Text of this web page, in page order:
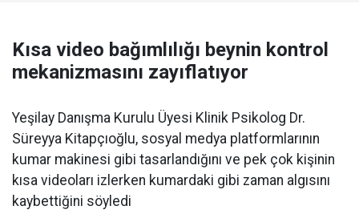
Kısa video bağımlılığı beynin kontrol
mekanizmasını zayıflatıyor
Yeşilay Danışma Kurulu Üyesi Klinik Psikolog Dr.
Süreyya Kitapçıoğlu, sosyal medya platformlarının
kumar makinesi gibi tasarlandığını ve pek çok kişinin
kısa videoları izlerken kumardaki gibi zaman algısını
kaybettiğini söyledi